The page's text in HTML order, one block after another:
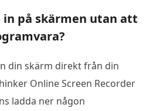
in på skärmen utan att
din skärm direkt från din
Online Screen Recorder
ladda ner någon